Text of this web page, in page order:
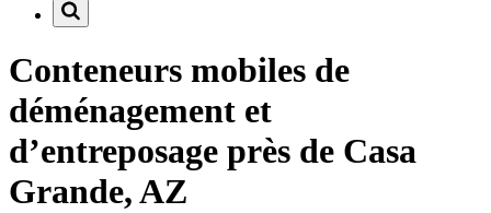
Conteneurs mobiles de
déménagement et
d’entreposage près de Casa
Grande, AZ